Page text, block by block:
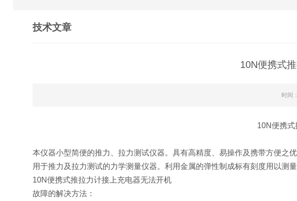
技术文章
10N便携式
时间
10N便携
本仪器小型简便的推力、拉力测试仪器。具有高精度、易操作及携带方便之
用于推力及拉力测试的力学测量仪器。利用金属的弹性制成标有刻度用以测
10N便携式推拉力计接上充电器无法开机
故障的解决方法：